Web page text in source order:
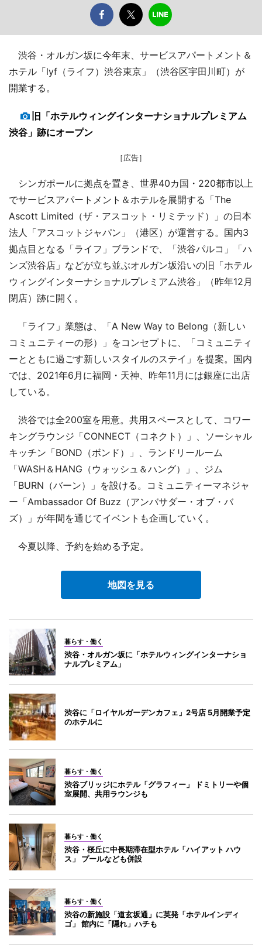
渋谷・オルガン坂に今年末、サービスアパートメント＆
ホテル「lyf（ライフ）渋谷東京」（渋谷区宇田川町）が
開業する。
旧「ホテルウィングインターナショナルプレミアム
渋谷」跡にオープン
［広告］
シンガポールに拠点を置き、世界40カ国・220都市以上
でサービスアパートメント＆ホテルを展開する「The
Ascott Limited（ザ・アスコット・リミテッド）」の日本
法人「アスコットジャパン」（港区）が運営する。国内3
拠点目となる「ライフ」ブランドで、「渋谷パルコ」「ハ
ンズ渋谷店」などが立ち並ぶオルガン坂沿いの旧「ホテル
ウィングインターナショナルプレミアム渋谷」（昨年12月
閉店）跡に開く。
「ライフ」業態は、「A New Way to Belong（新しい
コミュニティーの形）」をコンセプトに、「コミュニティ
ーとともに過ごす新しいスタイルのステイ」を提案。国内
では、2021年6月に福岡・天神、昨年11月には銀座に出店
している。
渋谷では全200室を用意。共用スペースとして、コワー
キングラウンジ「CONNECT（コネクト）」、ソーシャル
キッチン「BOND（ボンド）」、ランドリールーム
「WASH＆HANG（ウォッシュ＆ハング）」、ジム
「BURN（バーン）」を設ける。コミュニティーマネジャ
ー「Ambassador Of Buzz（アンバサダー・オブ・バ
ズ）」が年間を通じてイベントも企画していく。
今夏以降、予約を始める予定。
地図を見る
暮らす・働く
渋谷・オルガン坂に「ホテルウィングインターナショ
ナルプレミアム」
渋谷に「ロイヤルガーデンカフェ」2号店 5月開業予定
のホテルに
暮らす・働く
渋谷ブリッジにホテル「グラフィー」 ドミトリーや個
室展開、共用ラウンジも
暮らす・働く
渋谷・桜丘に中長期滞在型ホテル「ハイアット ハウ
ス」 プールなども併設
暮らす・働く
渋谷の新施設「道玄坂通」に英発「ホテルインディ
ゴ」 館内に「隠れ」ハチも